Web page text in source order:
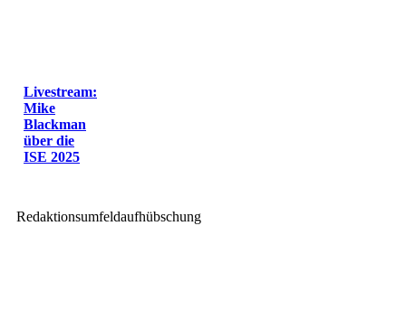
Livestream:
Mike
Blackman
über die
ISE 2025
Redaktionsumfeldaufhübschung